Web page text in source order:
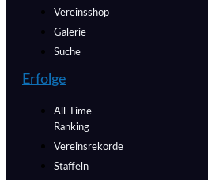
Vereinsshop
Galerie
Suche
Erfolge
All-Time
Ranking
Vereinsrekorde
Staffeln